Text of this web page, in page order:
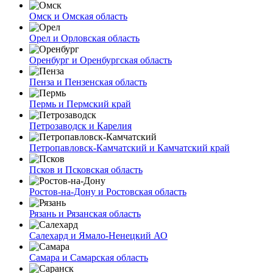
Омск и Омская область
Орел и Орловская область
Оренбург и Оренбургская область
Пенза и Пензенская область
Пермь и Пермский край
Петрозаводск и Карелия
Петропавловск-Камчатский и Камчатский край
Псков и Псковская область
Ростов-на-Дону и Ростовская область
Рязань и Рязанская область
Салехард и Ямало-Ненецкий АО
Самара и Самарская область